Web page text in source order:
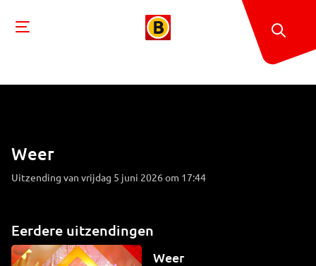
Weer
Uitzending van vrijdag 5 juni 2026 om 17:44
Eerdere uitzendingen
Weer